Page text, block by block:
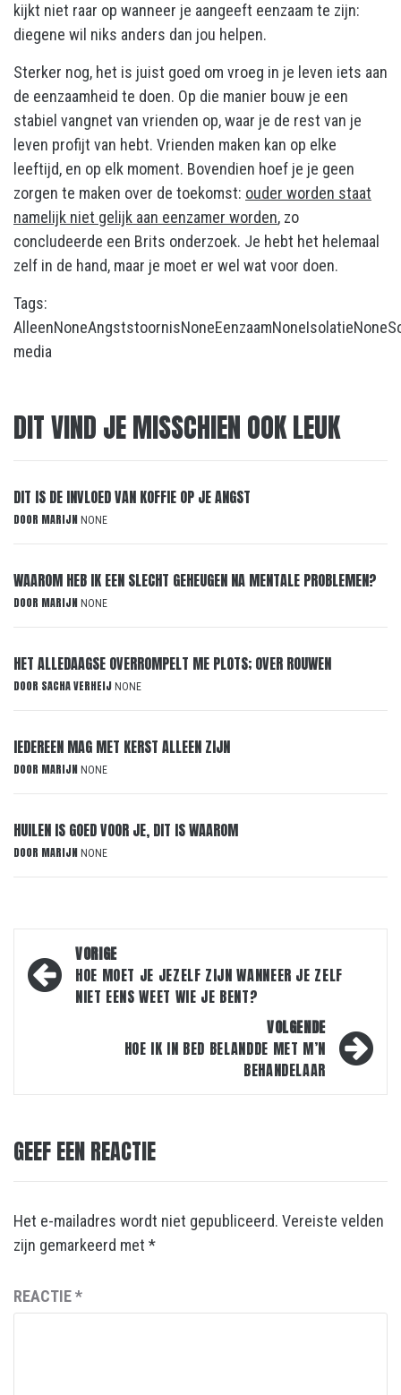
kijkt niet raar op wanneer je aangeeft eenzaam te zijn:
diegene wil niks anders dan jou helpen.
Sterker nog, het is juist goed om vroeg in je leven iets aan
de eenzaamheid te doen. Op die manier bouw je een
stabiel vangnet van vrienden op, waar je de rest van je
leven profijt van hebt. Vrienden maken kan op elke
leeftijd, en op elk moment. Bovendien hoef je je geen
zorgen te maken over de toekomst: ouder worden staat
namelijk niet gelijk aan eenzamer worden, zo
concludeerde een Brits onderzoek. Je hebt het helemaal
zelf in de hand, maar je moet er wel wat voor doen.
Tags:
AlleenNoneAngststoornisNoneEenzaamNoneIsolatieNone
media
DIT VIND JE MISSCHIEN OOK LEUK
DIT IS DE INVLOED VAN KOFFIE OP JE ANGST
DOOR MARIJN NONE
WAAROM HEB IK EEN SLECHT GEHEUGEN NA MENTALE PROBLEMEN?
DOOR MARIJN NONE
HET ALLEDAAGSE OVERROMPELT ME PLOTS; OVER ROUWEN
DOOR SACHA VERHEIJ NONE
IEDEREEN MAG MET KERST ALLEEN ZIJN
DOOR MARIJN NONE
HUILEN IS GOED VOOR JE, DIT IS WAAROM
DOOR MARIJN NONE
Bericht
navigatie
VORIGE
HOE MOET JE JEZELF ZIJN WANNEER JE ZELF
NIET EENS WEET WIE JE BENT?
VOLGENDE
HOE IK IN BED BELANDDE MET M’N
BEHANDELAAR
GEEF EEN REACTIE
Het e-mailadres wordt niet gepubliceerd. Vereiste velden
zijn gemarkeerd met *
REACTIE*